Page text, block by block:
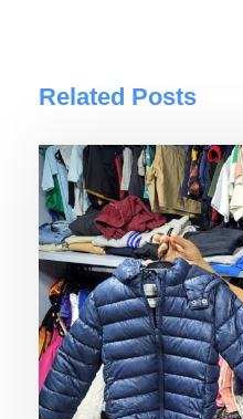
Related Posts